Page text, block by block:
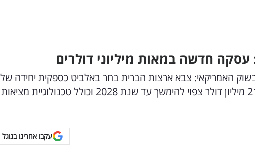
חדשה במאות מיליוני דולרים
האמריקאי: צבא ארצות הברית בחר באלביט כספקית יחידה של
מערכות ראיית לילה מתקדמות. החוזה בשווי 212 מיליון דולר צפוי להימשך עד שנת 2028 וכולל טכנולוגיית מציאות
עקבו אחרינו בגוגל